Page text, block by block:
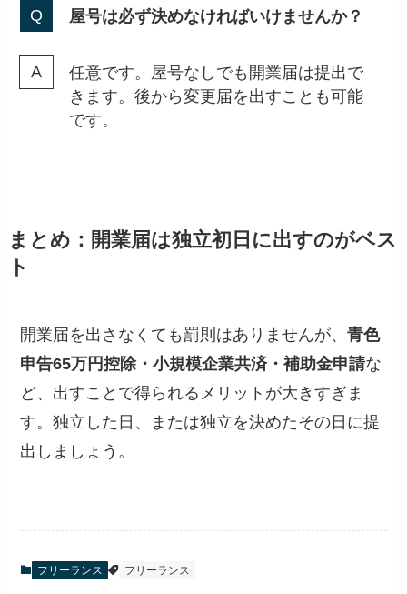
屋号は必ず決めなければいけませんか？
任意です。屋号なしでも開業届は提出で
きます。後から変更届を出すことも可能
です。
まとめ：開業届は独立初日に出すのがベス
ト
開業届を出さなくても罰則はありませんが、青色
申告65万円控除・小規模企業共済・補助金申請な
ど、出すことで得られるメリットが大きすぎま
す。独立した日、または独立を決めたその日に提
出しましょう。
フリーランス フリーランス